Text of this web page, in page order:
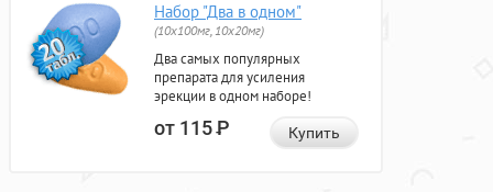
Набор "Два в одном"
(10x100мг, 10x20мг)
Два самых популярных
препарата для усиления
эрекции в одном наборе!
от 115Р Купить